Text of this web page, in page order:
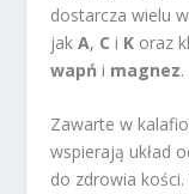
dostarcza wielu
jakA, C i K oraz
wapń i magnez.
Zawarte w
wspierają układ
do zdrowia kości.